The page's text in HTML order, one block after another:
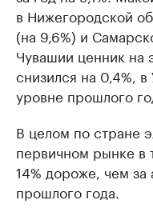
в Нижегородской
(на 9,6%) и
Чувашии ценник на
снизился на 0,4%,
уровне прошлого
В целом по стране
первичном рынке в
14% дороже, чем за
прошлого года.